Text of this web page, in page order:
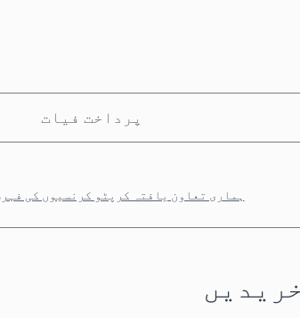
پرداخت فیات
ہماری تعاون یافتہ کرپٹو کرنسیوں کی